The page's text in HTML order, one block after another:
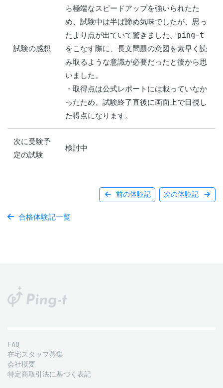
試験の感想
ら極端なスピードアップを強いられたた
め、試験中は半ば諦め気味でしたが、思っ
たより点が出ていて驚きました。ping-t
をこなす際に、長文問題の意図を素早く読
み取るような意識が必要だったと後から思
いました。
・取得点は公式レポートには載っていなか
ったため、試験終了直後に画面上で目視し
た得点になります。
次に受験予
定の試験
検討中
前の体験記 次の体験記
合格体験記一覧
FAQ
在宅スタッフ募集
会社概要
特定商取引法に基づく表記